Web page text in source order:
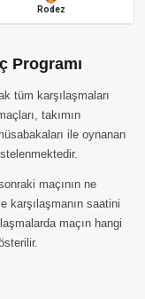
Rodez
Programı
tüm karşılaşmaları
takımın
ile oynanan
maçının ne
karşılaşmanın saatini
maçın hangi